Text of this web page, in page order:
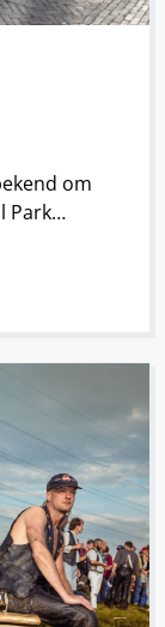
om
Park
de